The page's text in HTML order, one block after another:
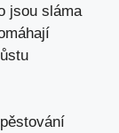
jsou sláma